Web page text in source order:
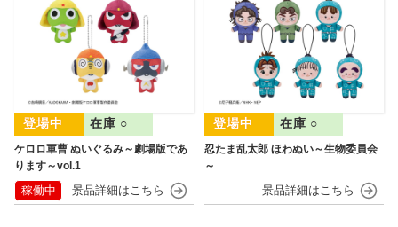
ケロロ軍曹 ぬいぐるみ～劇場版であ
ります～vol.1
在庫 ○
稼働中
忍たま乱太郎 ほわぬい～生物委員会
～
在庫 ○